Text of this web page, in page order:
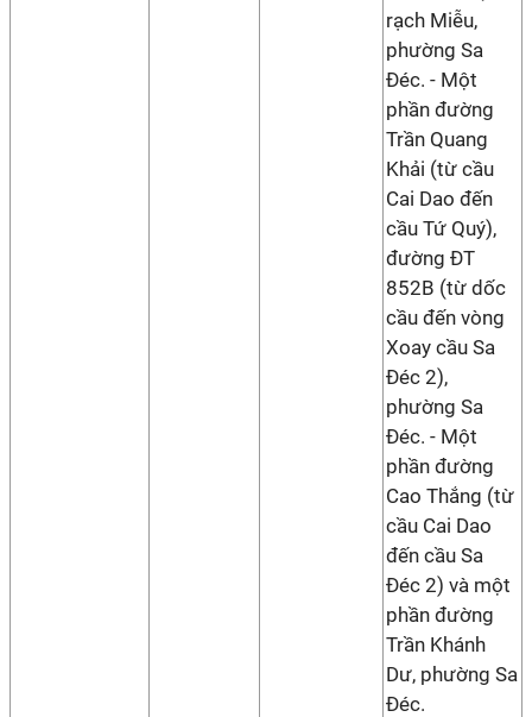
rạch Miễu,
phường Sa
Đéc. - Một
phần đường
Trần Quang
Khải (từ cầu
Cai Dao đến
cầu Tứ Quý),
đường ĐT
852B (từ dốc
cầu đến vòng
Xoay cầu Sa
Đéc 2),
phường Sa
Đéc. - Một
phần đường
Cao Thắng (từ
cầu Cai Dao
đến cầu Sa
Đéc 2) và một
phần đường
Trần Khánh
Dư, phường Sa
Đéc.